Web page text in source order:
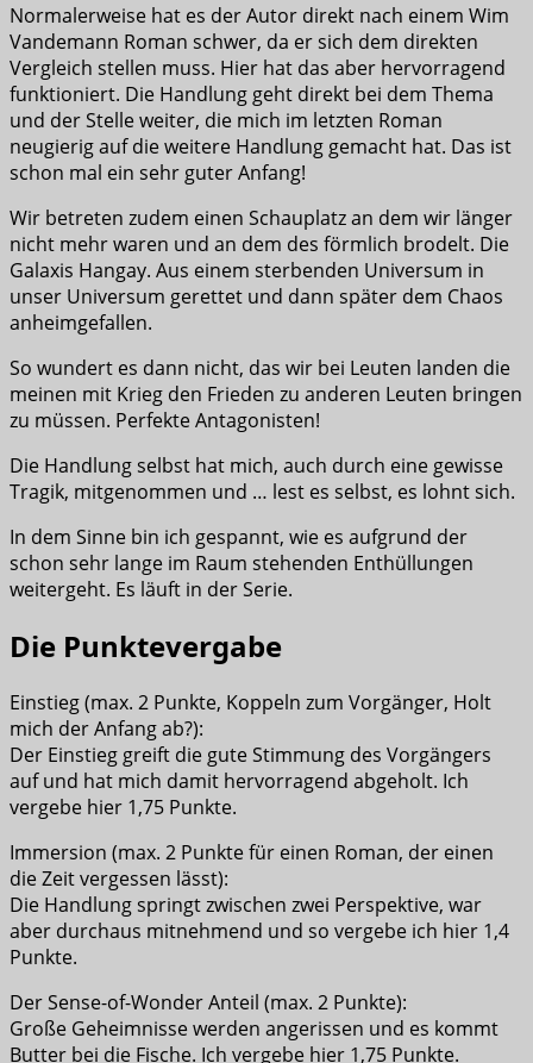
Normalerweise hat es der Autor direkt nach einem Wim
Vandemann Roman schwer, da er sich dem direkten
Vergleich stellen muss. Hier hat das aber hervorragend
funktioniert. Die Handlung geht direkt bei dem Thema
und der Stelle weiter, die mich im letzten Roman
neugierig auf die weitere Handlung gemacht hat. Das ist
schon mal ein sehr guter Anfang!
Wir betreten zudem einen Schauplatz an dem wir länger
nicht mehr waren und an dem des förmlich brodelt. Die
Galaxis Hangay. Aus einem sterbenden Universum in
unser Universum gerettet und dann später dem Chaos
anheimgefallen.
So wundert es dann nicht, das wir bei Leuten landen die
meinen mit Krieg den Frieden zu anderen Leuten bringen
zu müssen. Perfekte Antagonisten!
Die Handlung selbst hat mich, auch durch eine gewisse
Tragik, mitgenommen und … lest es selbst, es lohnt sich.
In dem Sinne bin ich gespannt, wie es aufgrund der
schon sehr lange im Raum stehenden Enthüllungen
weitergeht. Es läuft in der Serie.
Die Punktevergabe
Einstieg (max. 2 Punkte, Koppeln zum Vorgänger, Holt
mich der Anfang ab?):
Der Einstieg greift die gute Stimmung des Vorgängers
auf und hat mich damit hervorragend abgeholt. Ich
vergebe hier 1,75 Punkte.
Immersion (max. 2 Punkte für einen Roman, der einen
die Zeit vergessen lässt):
Die Handlung springt zwischen zwei Perspektive, war
aber durchaus mitnehmend und so vergebe ich hier 1,4
Punkte.
Der Sense-of-Wonder Anteil (max. 2 Punkte):
Große Geheimnisse werden angerissen und es kommt
Butter bei die Fische. Ich vergebe hier 1,75 Punkte.